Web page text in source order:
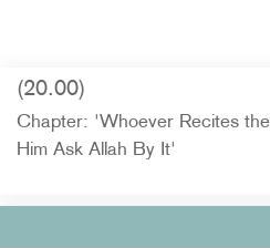
(20.00)
Chapter: 'Whoever Recites
Him Ask Allah By It'